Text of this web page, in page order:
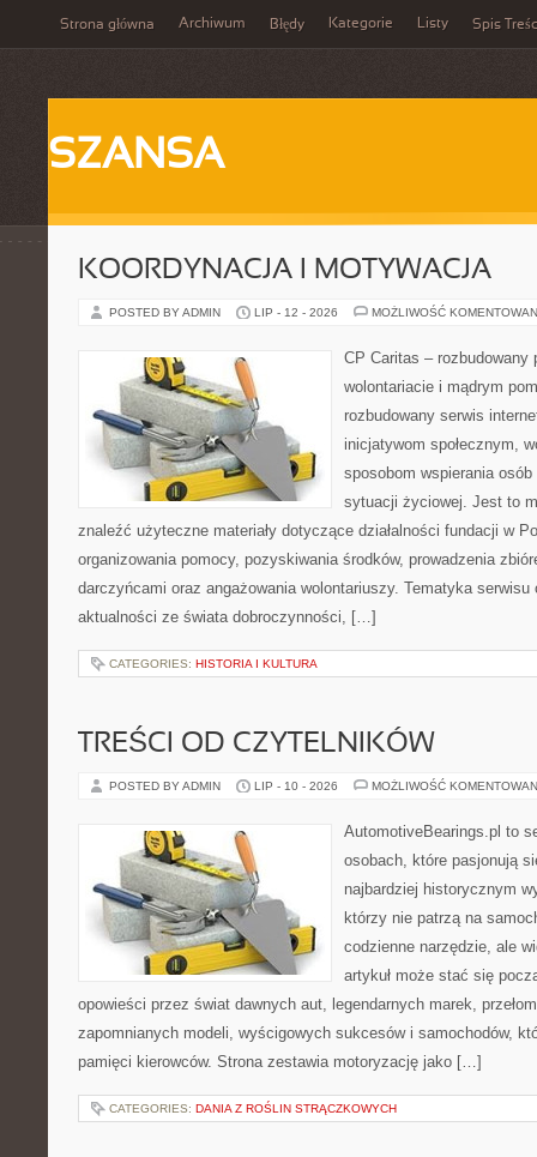
Strona główna Archiwum Błędy Kategorie Listy Spis
SZANSA
KOORDYNACJA I MOTYWACJA
POSTED BY ADMIN LIP - 12 - 2026 MOŻLIWOŚĆ
CP Caritas – rozbudowany
wolontariacie i mądrym
rozbudowany serwis
inicjatywom społecznym,
sposobom wspierania
sytuacji życiowej. Jest to
znaleźć użyteczne materiały dotyczące działalności fundacji w
organizowania pomocy, pozyskiwania środków, prowadzenia
darczyńcami oraz angażowania wolontariuszy. Tematyka
aktualności ze świata dobroczynności, […]
CATEGORIES: HISTORIA I KULTURA
TREŚCI OD CZYTELNIKÓW
POSTED BY ADMIN LIP - 10 - 2026 MOŻLIWOŚĆ
AutomotiveBearings.pl to
osobach, które pasjonują
najbardziej historycznym
którzy nie patrzą na
codzienne narzędzie, ale
artykuł może stać się
opowieści przez świat dawnych aut, legendarnych marek,
zapomnianych modeli, wyścigowych sukcesów i samochodów,
pamięci kierowców. Strona zestawia motoryzację jako […]
CATEGORIES: DANIA Z ROŚLIN STRĄCZKOWYCH